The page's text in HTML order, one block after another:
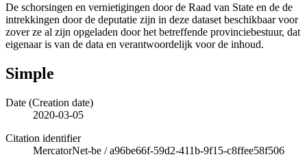
De schorsingen en vernietigingen door de Raad van State en de de
intrekkingen door de deputatie zijn in deze dataset beschikbaar voor
zover ze al zijn opgeladen door het betreffende provinciebestuur, dat
eigenaar is van de data en verantwoordelijk voor de inhoud.
Simple
Date (Creation date)
2020-03-05
Citation identifier
MercatorNet-be /a96be66f-59d2-411b-9f15-c8ffee58f506